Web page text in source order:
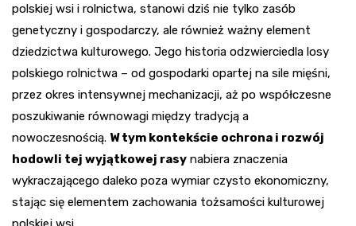
polskiej wsi i rolnictwa, stanowi dziś nie tylko zasób
genetyczny i gospodarczy, ale również ważny element
dziedzictwa kulturowego. Jego historia odzwierciedla losy
polskiego rolnictwa – od gospodarki opartej na sile mięśni,
przez okres intensywnej mechanizacji, aż po współczesne
poszukiwanie równowagi między tradycją a
nowoczesnością. W tym kontekście ochrona i rozwój
hodowli tej wyjątkowej rasy nabiera znaczenia
wykraczającego daleko poza wymiar czysto ekonomiczny,
stając się elementem zachowania tożsamości kulturowej